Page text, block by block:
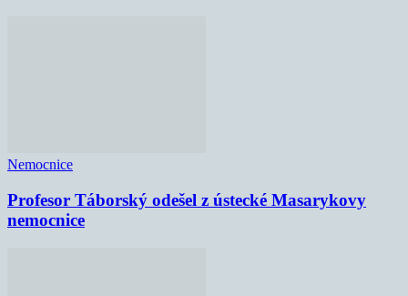
Nemocnice
Profesor Táborský odešel z ústecké Masarykovy
nemocnice